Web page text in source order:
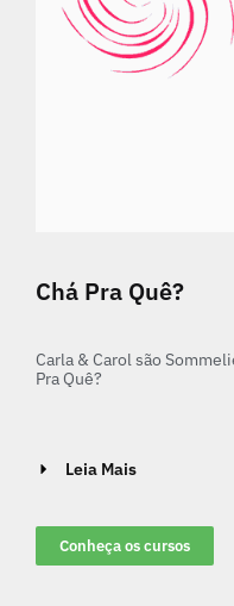
Chá Pra Quê?
Carla & Carol são
Pra Quê?
Leia Mais
Conheça os cursos